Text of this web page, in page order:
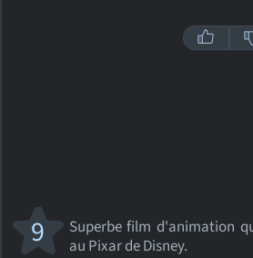
Superbe film d'animation
au Pixar de Disney.
9